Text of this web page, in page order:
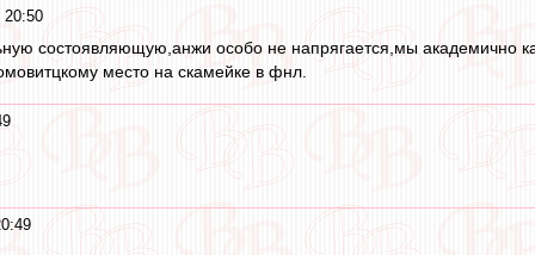
состоявляющую,анжи особо не напрягается,мы академично
место на скамейке в фнл.